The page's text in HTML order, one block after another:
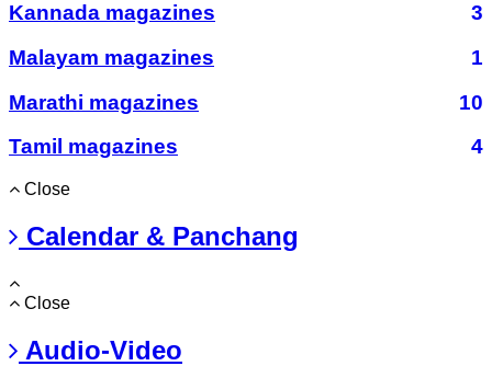
Kannada magazines
3
Malayam magazines
1
Marathi magazines
10
Tamil magazines
4
Close
Calendar & Panchang
Close
Audio-Video